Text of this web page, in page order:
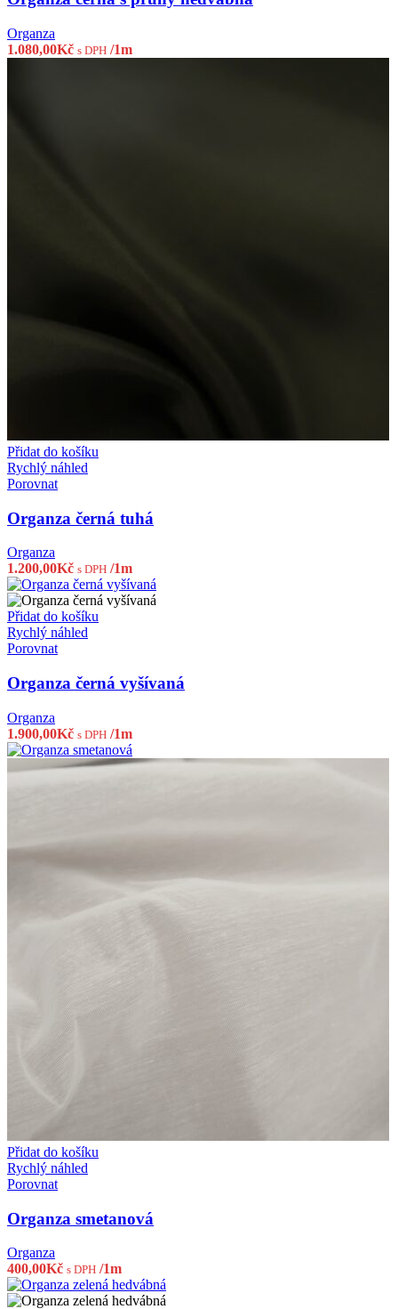
Organza
1.080,00Kč s DPH /1m
Přidat do košíku
Rychlý náhled
Porovnat
Organza černá tuhá
Organza
1.200,00Kč s DPH /1m
Přidat do košíku
Rychlý náhled
Porovnat
Organza černá vyšívaná
Organza
1.900,00Kč s DPH /1m
Přidat do košíku
Rychlý náhled
Porovnat
Organza smetanová
Organza
400,00Kč s DPH /1m